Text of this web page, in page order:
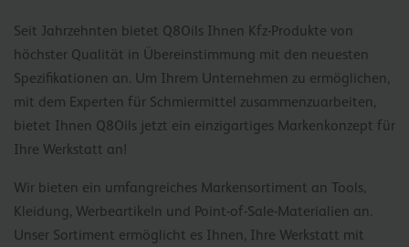
Seit Jahrzehnten bietet Q8Oils Ihnen Kfz-Produkte von
höchster Qualität in Übereinstimmung mit den neuesten
Spezifikationen an. Um Ihrem Unternehmen zu ermöglichen,
mit dem Experten für Schmiermittel zusammenzuarbeiten,
bietet Ihnen Q8Oils jetzt ein einzigartiges Markenkonzept für
Ihre Werkstatt an!
Wir bieten ein umfangreiches Markensortiment an Tools,
Kleidung, Werbeartikeln und Point-of-Sale-Materialien an.
Unser Sortiment ermöglicht es Ihnen, Ihre Werkstatt mit